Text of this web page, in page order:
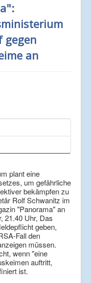
gegen
an
plant eine
um gefährliche
bekämpfen zu
Rolf Schwanitz im
"Panorama" an
21.40 Uhr, Das
geben,
Fall den
müssen.
wenn "eine
auftritt,
ist.